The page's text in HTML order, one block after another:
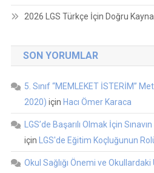
2026 LGS Türkçe İçin Doğru
SON YORUMLAR
5. Sınıf “MEMLEKET İSTERİM”
2020) için Hacı Ömer Karaca
LGS’de Başarılı Olmak İçin
için
LGS'de Eğitim Koçluğunun
Okul Sağlığı Önemi ve Okullardaki